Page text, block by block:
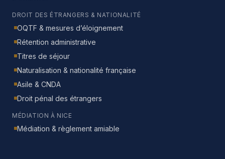
DROIT DES ÉTRANGERS & NATIONALITÉ
OQTF & mesures d’éloignement
Rétention administrative
Titres de séjour
Naturalisation & nationalité française
Asile & CNDA
Droit pénal des étrangers
MÉDIATION À NICE
Médiation & règlement amiable